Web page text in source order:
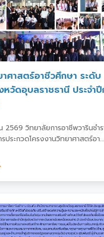
ศาสตร์อาชีวศึกษา ระดับ
วัดอุบลราชธานี ประจำปี
วิทยาลัยการอาชีพวารินชำร
ประกวดโครงงานวิทยาศาสตร์อา...